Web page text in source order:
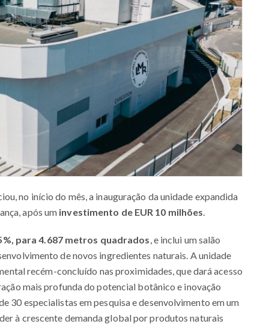
no início do mês, a inauguração da unidade expandida
após um investimento de EUR 10 milhões.
para 4.687 metros quadrados, e inclui um salão
de novos ingredientes naturais. A unidade
recém-concluído nas proximidades, que dará acesso
mais profunda do potencial botânico e inovação
30 especialistas em pesquisa e desenvolvimento em um
à crescente demanda global por produtos naturais